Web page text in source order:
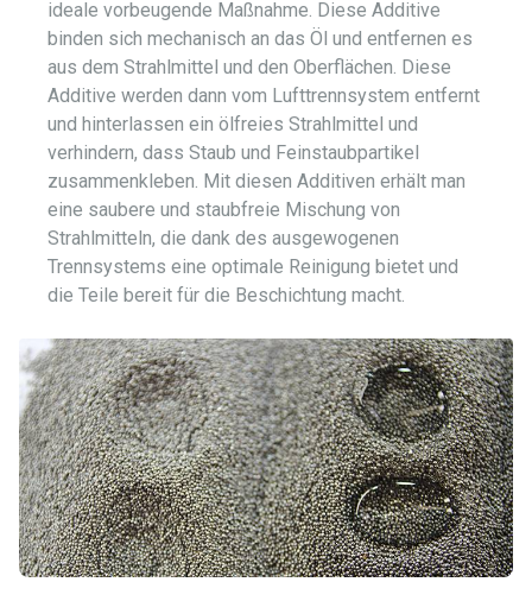
ideale vorbeugende Maßnahme. Diese Additive
binden sich mechanisch an das Öl und entfernen es
aus dem Strahlmittel und den Oberflächen. Diese
Additive werden dann vom Lufttrennsystem entfernt
und hinterlassen ein ölfreies Strahlmittel und
verhindern, dass Staub und Feinstaubpartikel
zusammenkleben. Mit diesen Additiven erhält man
eine saubere und staubfreie Mischung von
Strahlmitteln, die dank des ausgewogenen
Trennsystems eine optimale Reinigung bietet und
die Teile bereit für die Beschichtung macht.